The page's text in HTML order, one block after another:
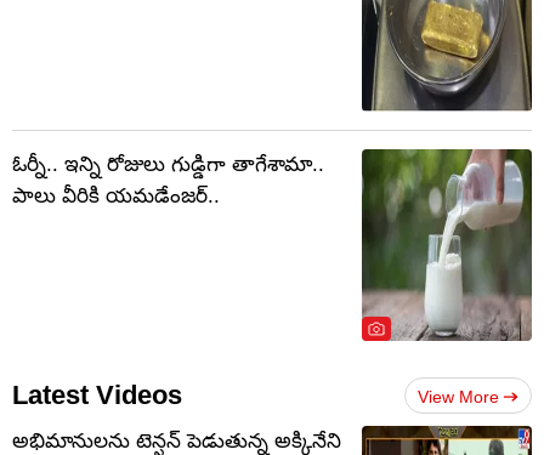
ఓర్నీ.. ఇన్ని రోజులు గుడ్డిగా తాగేశామా..
పాలు వీరికి యమడేంజర్..
Latest Videos View More
అభిమానులను టెన్షన్‌ పెడుతున్న అక్కినేని